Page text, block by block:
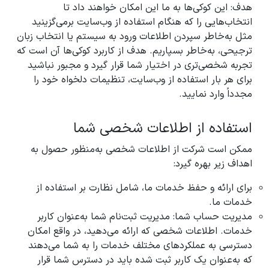
هدف: این کوکی‌ها به ما این امکان خواهند داد تا
انتخاب‌هایی را که هنگام استفاده از وب‌سایت برمی‌گزینید
مثل به‌خاطر سپردن اطلاعات ورود به سیستم یا انتخاب زبان
ترجیحی، به‌خاطر بسپاریم. هدف از کاربرد کوکی‌ها آن است که
تجربه شخصی‌تری در اختیار شما قرار گیرد و مجبور نباشید
برای هر بار استفاده از وب‌سایت، تنظیمات دلخواه خود را
مجدداً وارد نمایید.
استفاده از اطلاعات شخصی شما
ممکن است شرکت از اطلاعات شخصی به‌منظور حصول به
اهداف زیر بهره گیرد:
برای ارائه و حفظ خدمات ما، شامل نظارت بر استفاده از
خدمات ما.
مدیریت حساب شما: مدیریت ثبت‌نام شما به‌عنوان کاربر
خدمات. اطلاعات شخصی که ارائه می‌دهید، در واقع امکان
دسترسی به عملکردهای مختلف خدمات را به شما می‌دهند
که به‌عنوان یک کاربر ثبت شده باید در دسترس شما قرار